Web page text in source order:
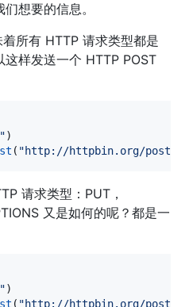
想要的信息。
所有 HTTP 请求类型都是
这样发送一个 HTTP POST
( "http://httpbin.org/post"
请求类型：PUT，
又是如何的呢？都是一
( "http://httpbin.org/post"